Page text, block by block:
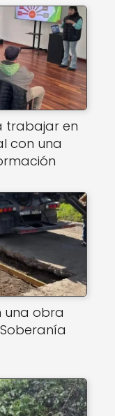
trabajar en
con una
una obra